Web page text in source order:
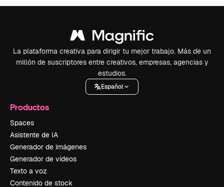
La plataforma creativa para dirigir tu mejor trabajo. Más de un
millón de suscriptores entre creativos, empresas, agencias y
estudios.
Español
Productos
Spaces
Asistente de IA
Generador de imágenes
Generador de vídeos
Texto a voz
Contenido de stock